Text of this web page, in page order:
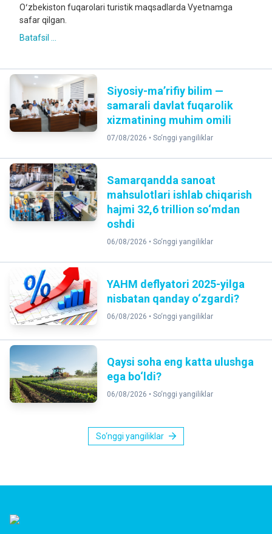
Oʻzbekiston fuqarolari turistik maqsadlarda Vyetnamga
safar qilgan.
Batafsil ...
Siyosiy-ma’rifiy bilim —
samarali davlat fuqarolik
xizmatining muhim omili
07/08/2026 • So‘nggi yangiliklar
Samarqandda sanoat
mahsulotlari ishlab chiqarish
hajmi 32,6 trillion so‘mdan
oshdi
06/08/2026 • So‘nggi yangiliklar
YAHM deflyatori 2025-yilga
nisbatan qanday o‘zgardi?
06/08/2026 • So‘nggi yangiliklar
Qaysi soha eng katta ulushga
ega bo‘ldi?
06/08/2026 • So‘nggi yangiliklar
So‘nggi yangiliklar